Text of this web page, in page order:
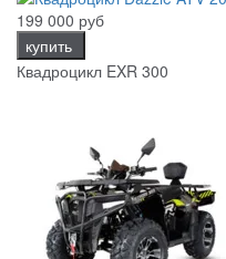
199 000 руб
купить
Квадроцикл EXR 300